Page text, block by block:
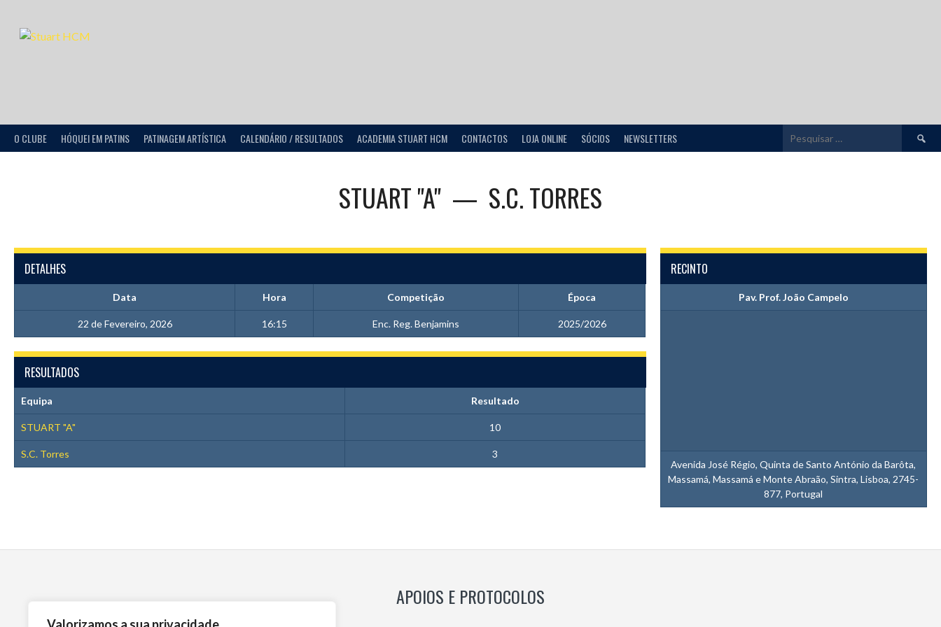
O CLUBE HÓQUEI EM PATINS PATINAGEM ARTÍSTICA CALENDÁRIO / RESULTADOS ACADEMIA STUART HCM CONTACTOS LOJA ONLINE SÓCIOS NEWSLETTERS
por:
STUART "A" — S.C. TORRES
DETALHES
Data Hora Competição Época
22 de Fevereiro, 2026 16:15 Enc. Reg. Benjamins 2025/2026
RECINTO
Pav. Prof. João Campelo
Avenida José Régio, Quinta de Santo António da Barôta,
Massamá, Massamá e Monte Abraão, Sintra, Lisboa, 2745-
877, Portugal
RESULTADOS
Equipa Resultado
STUART "A" 10
S.C. Torres 3
APOIOS E PROTOCOLOS